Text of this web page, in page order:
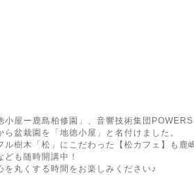
屋ー鹿島柏修園」、音響技術集団
盆栽園を「地徳小屋」と名付けました。
樹木「松」にこだわった【松カフェ】も鹿
も随時開講中！
丸くする時間をお楽しみください♪